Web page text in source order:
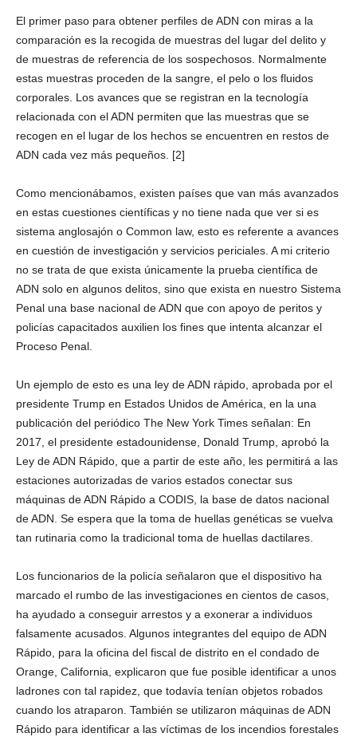
Telegram
El primer paso para obtener perfiles de ADN con miras a la
comparación es la recogida de muestras del lugar del delito y
de muestras de referencia de los sospechosos. Normalmente
estas muestras proceden de la sangre, el pelo o los fluidos
corporales. Los avances que se registran en la tecnología
relacionada con el ADN permiten que las muestras que se
recogen en el lugar de los hechos se encuentren en restos de
ADN cada vez más pequeños. [2]
Como mencionábamos, existen países que van más avanzados
en estas cuestiones científicas y no tiene nada que ver si es
sistema anglosajón o Common law, esto es referente a avances
en cuestión de investigación y servicios periciales. A mi criterio
no se trata de que exista únicamente la prueba científica de
ADN solo en algunos delitos, sino que exista en nuestro Sistema
Penal una base nacional de ADN que con apoyo de peritos y
policías capacitados auxilien los fines que intenta alcanzar el
Proceso Penal.
Un ejemplo de esto es una ley de ADN rápido, aprobada por el
presidente Trump en Estados Unidos de América, en la una
publicación del periódico The New York Times señalan: En
2017, el presidente estadounidense, Donald Trump, aprobó la
Ley de ADN Rápido, que a partir de este año, les permitirá a las
estaciones autorizadas de varios estados conectar sus
máquinas de ADN Rápido a CODIS, la base de datos nacional
de ADN. Se espera que la toma de huellas genéticas se vuelva
tan rutinaria como la tradicional toma de huellas dactilares.
Los funcionarios de la policía señalaron que el dispositivo ha
marcado el rumbo de las investigaciones en cientos de casos,
ha ayudado a conseguir arrestos y a exonerar a individuos
falsamente acusados. Algunos integrantes del equipo de ADN
Rápido, para la oficina del fiscal de distrito en el condado de
Orange, California, explicaron que fue posible identificar a unos
ladrones con tal rapidez, que todavía tenían objetos robados
cuando los atraparon. También se utilizaron máquinas de ADN
Rápido para identificar a las víctimas de los incendios forestales